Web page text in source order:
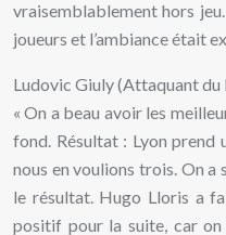
vraisemblablement hors
joueurs et l’ambiance était
Ludovic Giuly (Attaquant du
« On a beau avoir les
fond. Résultat : Lyon prend
nous en voulions trois. On a
le résultat. Hugo Lloris a
positif pour la suite, car on